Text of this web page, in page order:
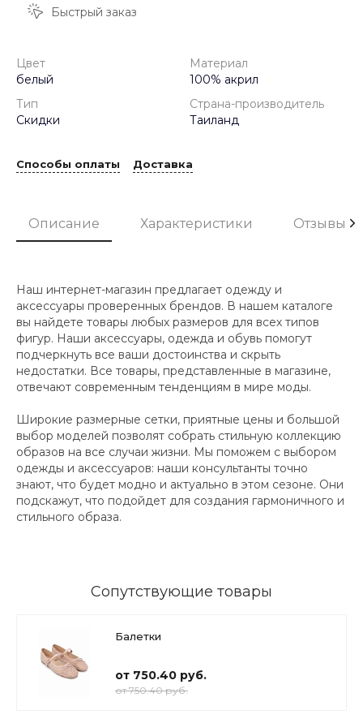
Быстрый заказ
Цвет
белый
Материал
100% акрил
Тип
Скидки
Страна-производитель
Таиланд
Способы оплаты Доставка
Описание Характеристики Отзывы
Наш интернет-магазин предлагает одежду и
аксессуары проверенных брендов. В нашем каталоге
вы найдете товары любых размеров для всех типов
фигур. Наши аксессуары, одежда и обувь помогут
подчеркнуть все ваши достоинства и скрыть
недостатки. Все товары, представленные в магазине,
отвечают современным тенденциям в мире моды.
Широкие размерные сетки, приятные цены и большой
выбор моделей позволят собрать стильную коллекцию
образов на все случаи жизни. Мы поможем с выбором
одежды и аксессуаров: наши консультанты точно
знают, что будет модно и актуально в этом сезоне. Они
подскажут, что подойдет для создания гармоничного и
стильного образа.
Сопутствующие товары
Балетки
от 750.40 руб.
от 750.40 руб.